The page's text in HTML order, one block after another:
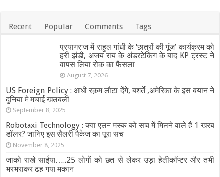
Recent Popular Comments Tags
प्रयागराज में राहुल गांधी के ‘छात्रों की गूंज’ कार्यक्रम को
हरी झंडी, अजय राय के अंडरटेकिंग के बाद KP ट्रस्ट ने
वापस लिया रोक का फैसला
August 7, 2026
US Foreign Policy : आधी रक़म लौटा देंगे, बशर्ते ,अमेरिका के इस बयान ने
दुनिया में मचाई खलबली
September 8, 2025
Robotaxi Technology : क्या एलन मस्क को सच में मिलने वाले हैं 1 खरब
डॉलर? जानिए इस सैलरी पैकेज का पूरा सच
November 8, 2025
जाको राखे साईंया…..25 लोगों को छत से लेकर उड़ा हेलीकॉप्टर और तभी
भरभराकर ढह गया मकान